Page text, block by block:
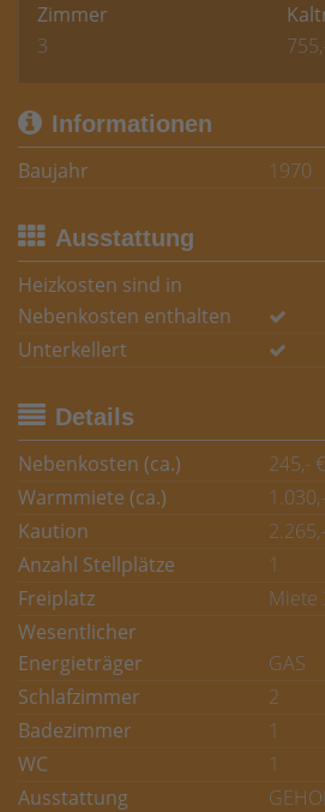
Zimmer
3
Informationen
Baujahr
1970
Ausstattung
Heizkosten sind in
Nebenkosten enthalten
Unterkellert
Details
Nebenkosten (ca.)
245,- €
Warmmiete (ca.)
Kaution
Anzahl Stellplätze
1
Freiplatz
Miete
Wesentlicher
Energieträger
GAS
Schlafzimmer
2
Badezimmer
1
WC
1
Ausstattung